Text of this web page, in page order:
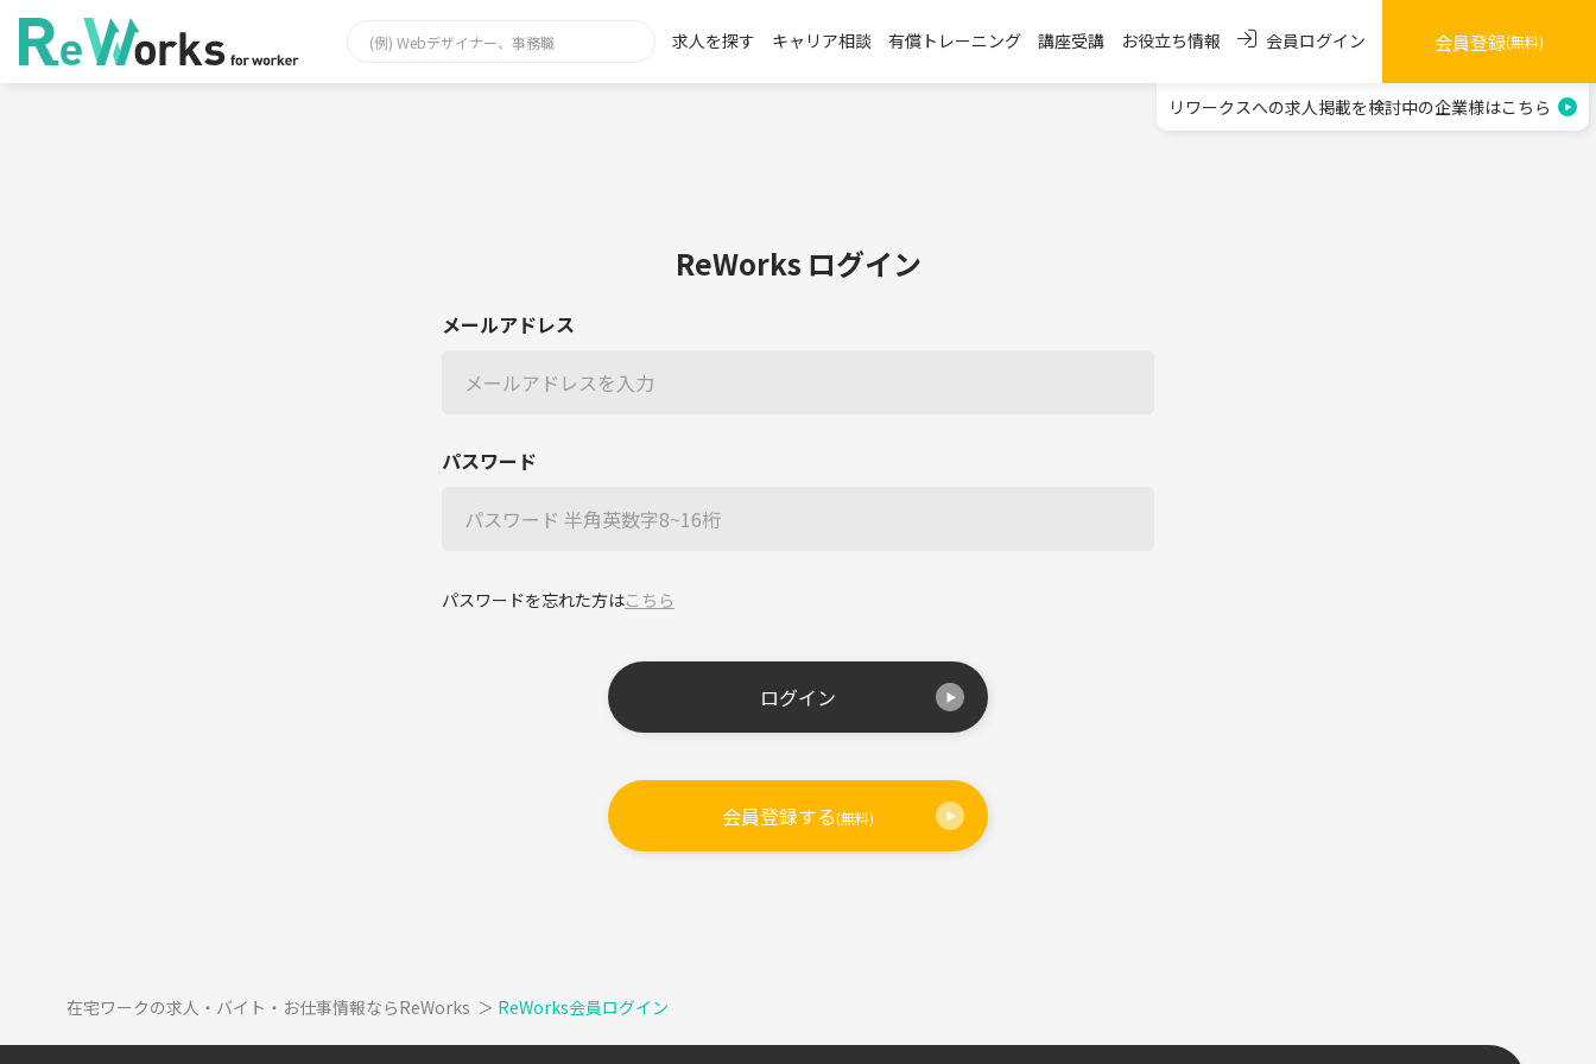
求人を探す キャリア相談 有償トレーニング 講座受講 お役立ち情報 会員ログイン 会員登録(無料)
リワークスへの求人掲載を検討中の企業様はこちら
ReWorks ログイン
メールアドレス
パスワード
パスワードを忘れた方はこちら
ログイン
会員登録する(無料)
在宅ワークの求人・バイト・お仕事情報ならReWorks ＞ ReWorks会員ログイン